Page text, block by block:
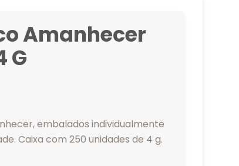
Amanhecer
G
embalados individualmente
Caixa com 250 unidades de 4 g.